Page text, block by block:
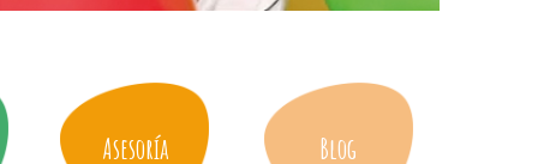
Asesoría Blog